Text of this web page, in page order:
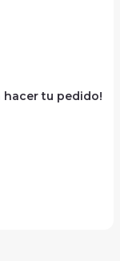
hacer tu pedido!